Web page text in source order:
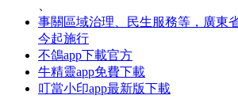
事關區域治理、民生服務等，廣東
今起施行
不鴿app下載官方
牛精靈app免費下載
叮當小印app最新版下載